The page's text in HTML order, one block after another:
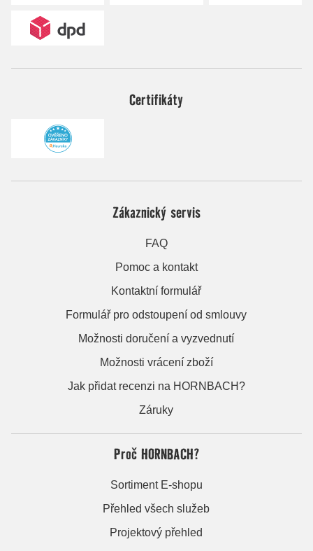
Certifikáty
Zákaznický servis
FAQ
Pomoc a kontakt
Kontaktní formulář
Formulář pro odstoupení od smlouvy
Možnosti doručení a vyzvednutí
Možnosti vrácení zboží
Jak přidat recenzi na HORNBACH?
Záruky
Proč HORNBACH?
Sortiment E-shopu
Přehled všech služeb
Projektový přehled